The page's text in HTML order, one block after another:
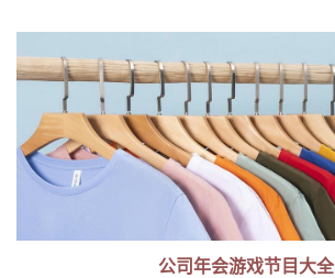
公司年会游戏节目大全